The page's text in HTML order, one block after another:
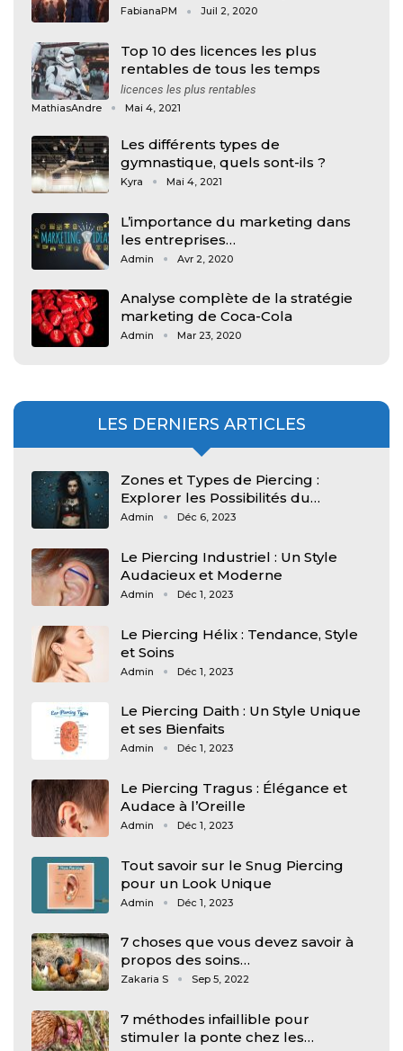
FabianaPM Juil 2, 2020
Top 10 des licences les plus
rentables de tous les temps
licences les plus rentables
MathiasAndre Mai 4, 2021
Les différents types de
gymnastique, quels sont-ils ?
Kyra Mai 4, 2021
L’importance du marketing dans
les entreprises…
Admin Avr 2, 2020
Analyse complète de la stratégie
marketing de Coca-Cola
Admin Mar 23, 2020
LES DERNIERS ARTICLES
Zones et Types de Piercing :
Explorer les Possibilités du…
Admin Déc 6, 2023
Le Piercing Industriel : Un Style
Audacieux et Moderne
Admin Déc 1, 2023
Le Piercing Hélix : Tendance, Style
et Soins
Admin Déc 1, 2023
Le Piercing Daith : Un Style Unique
et ses Bienfaits
Admin Déc 1, 2023
Le Piercing Tragus : Élégance et
Audace à l’Oreille
Admin Déc 1, 2023
Tout savoir sur le Snug Piercing
pour un Look Unique
Admin Déc 1, 2023
7 choses que vous devez savoir à
propos des soins…
Zakaria S Sep 5, 2022
7 méthodes infaillible pour
stimuler la ponte chez les…